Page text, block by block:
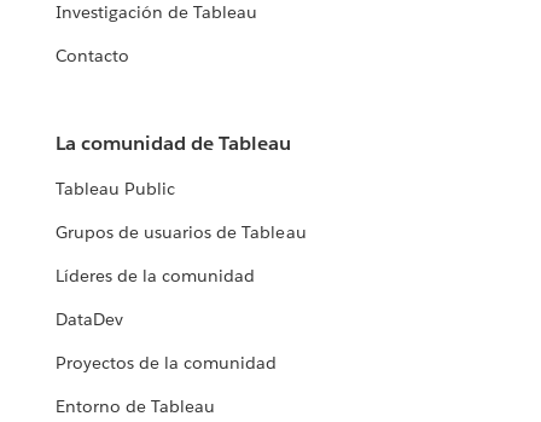
Investigación de Tableau
Contacto
La comunidad de Tableau
Tableau Public
Grupos de usuarios de Tableau
Líderes de la comunidad
DataDev
Proyectos de la comunidad
Entorno de Tableau